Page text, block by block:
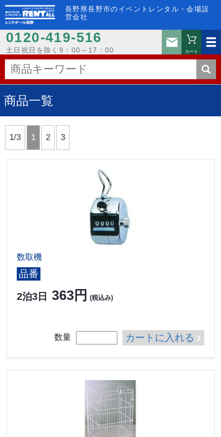
長野県長野市のイベントレンタル・会場設
営会社
0120-419-516
土日祝日を除く9：00～17：00
お問い
カート
商品一覧
1/3 1 2 3
数取機
品番
2泊3日 363円 (税込み)
数量 カートに入れる